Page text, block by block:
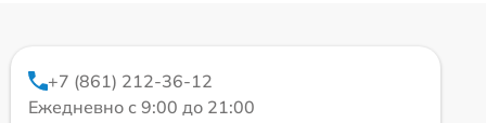
+7 (861) 212-36-12
Ежедневно с 9:00 до 21:00